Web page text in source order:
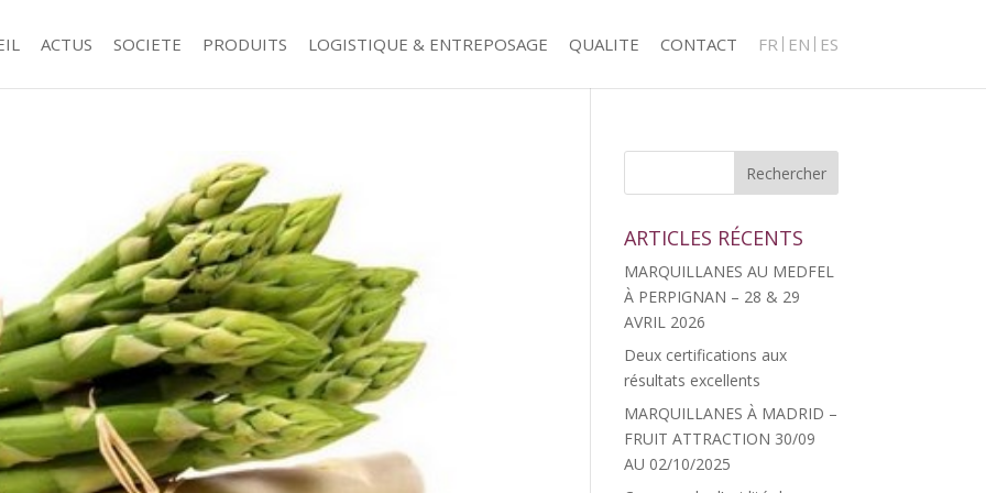
ACTUS SOCIETE PRODUITS LOGISTIQUE & ENTREPOSAGE QUALITE CONTACT FR EN ES
ARTICLES RÉCENTS
MARQUILLANES AU MEDFEL
À PERPIGNAN – 28 & 29
AVRIL 2026
Deux certifications aux
résultats excellents
MARQUILLANES À MADRID –
FRUIT ATTRACTION 30/09
AU 02/10/2025